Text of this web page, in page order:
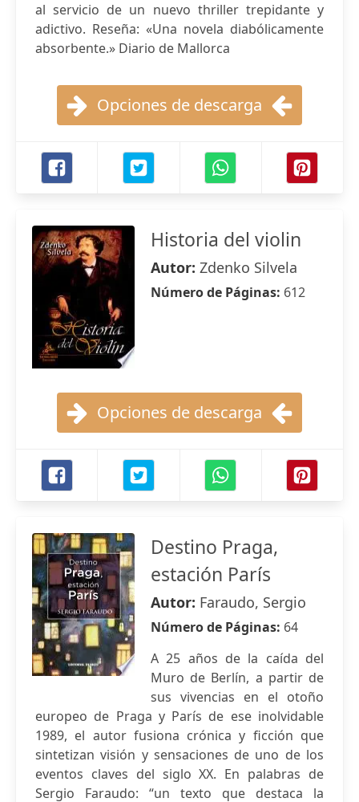
al servicio de un nuevo thriller trepidante y
adictivo. Reseña: «Una novela diabólicamente
absorbente.» Diario de Mallorca
Opciones de descarga
Historia del violin
Autor: Zdenko Silvela
Número de Páginas: 612
Opciones de descarga
Destino Praga,
estación París
Autor: Faraudo, Sergio
Número de Páginas: 64
A 25 años de la caída del
Muro de Berlín, a partir de
sus vivencias en el otoño
europeo de Praga y París de ese inolvidable
1989, el autor fusiona crónica y ficción que
sintetizan visión y sensaciones de uno de los
eventos claves del siglo XX. En palabras de
Sergio Faraudo: “un texto que destaca la